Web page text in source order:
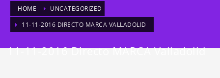
HOME
UNCATEGORIZED
11-11-2016 DIRECTO MARCA VALLADOLID
11-11-2016 Directo MARCA Valladolid